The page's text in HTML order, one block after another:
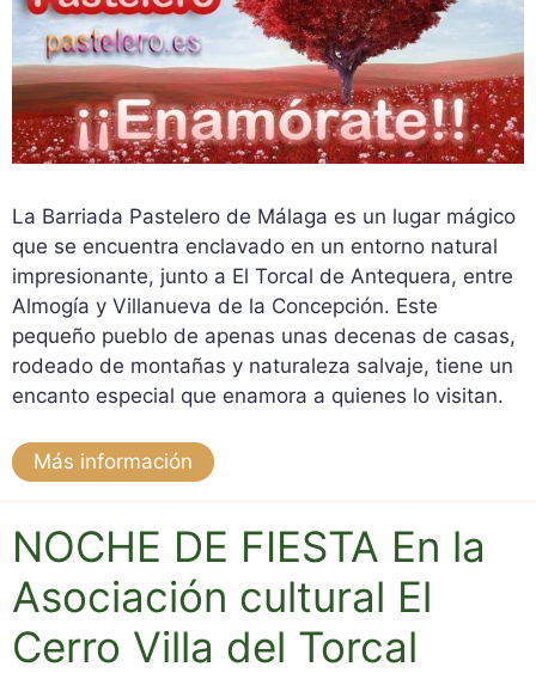
La Barriada Pastelero de Málaga es un lugar mágico
que se encuentra enclavado en un entorno natural
impresionante, junto a El Torcal de Antequera, entre
Almogía y Villanueva de la Concepción. Este
pequeño pueblo de apenas unas decenas de casas,
rodeado de montañas y naturaleza salvaje, tiene un
encanto especial que enamora a quienes lo visitan.
Más información
NOCHE DE FIESTA En la
Asociación cultural El
Cerro Villa del Torcal